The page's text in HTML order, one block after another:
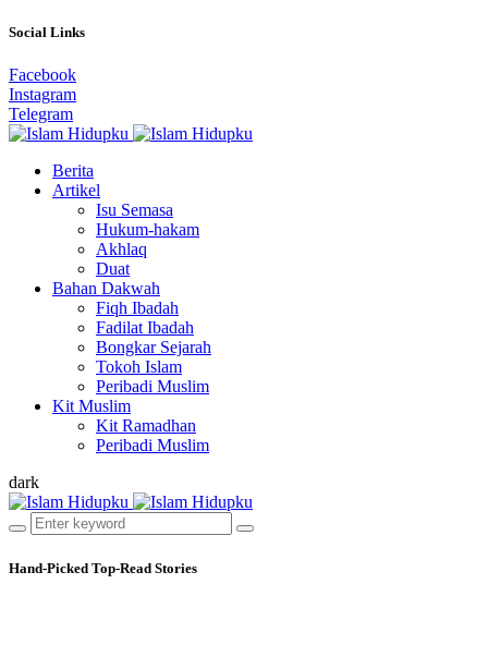
Social Links
Facebook
Instagram
Telegram
Berita
Artikel
Isu Semasa
Hukum-hakam
Akhlaq
Duat
Bahan Dakwah
Fiqh Ibadah
Fadilat Ibadah
Bongkar Sejarah
Tokoh Islam
Peribadi Muslim
Kit Muslim
Kit Ramadhan
Peribadi Muslim
dark
Hand-Picked Top-Read Stories